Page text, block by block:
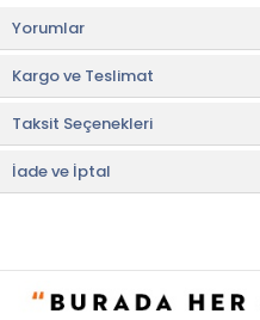
• Kaymaz taban
• Paslanmaz çelik mikser
Fakir Mr. Chef Quadro
• Blender ile sos, mayonez,
hazırlayabilirsiniz.
• Çırpıcı aparatı ile krema,
çırpabilir, böylece kendi
ya da dilimlemeniz
dilimleme aparatları işinizi
Yorumlar
Kargo ve Teslimat
Taksit Seçenekleri
İade ve İptal